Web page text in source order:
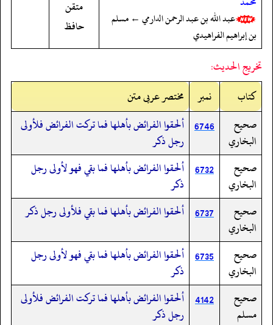
عبد الله بن عبد الرحمن الدارمي ← مسلم
بن إبراهيم الفراهيدي
متقن
حافظ
تخريج الحديث:
کتاب
نمبر
مختصر عربی متن
صحيح
البخاري
6746 ألحقوا الفرائض بأهلها فما تركت الفرائض فلأولى
رجل ذكر
صحيح
البخاري
6732 ألحقوا الفرائض بأهلها فما بقي فهو لأولى رجل
ذكر
صحيح
البخاري
6737 ألحقوا الفرائض بأهلها فما بقي فلأولى رجل ذكر
صحيح
البخاري
6735 ألحقوا الفرائض بأهلها فما بقي فهو لأولى رجل
ذكر
صحيح
مسلم
4142 ألحقوا الفرائض بأهلها فما تركت الفرائض فلأولى
رجل ذكر